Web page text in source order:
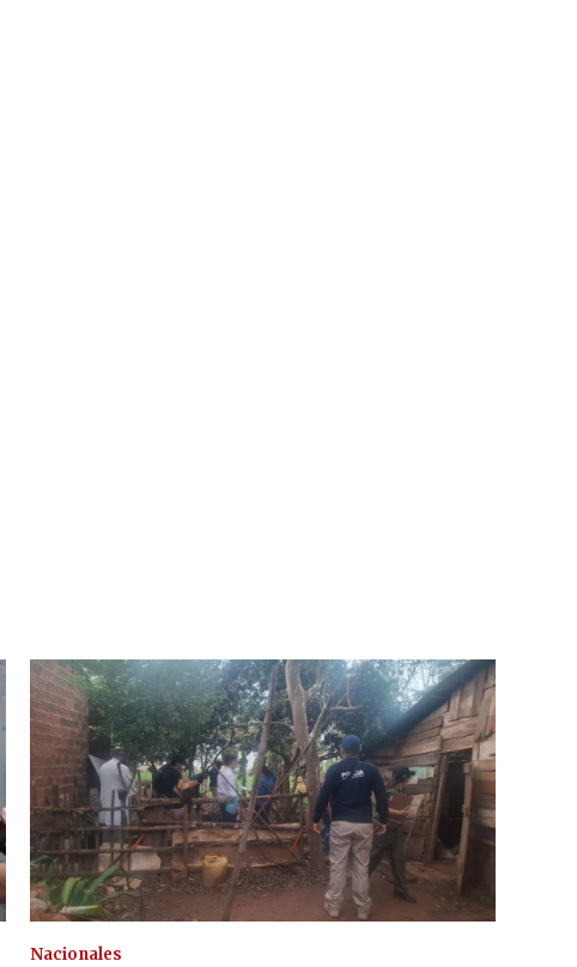
Nacionales